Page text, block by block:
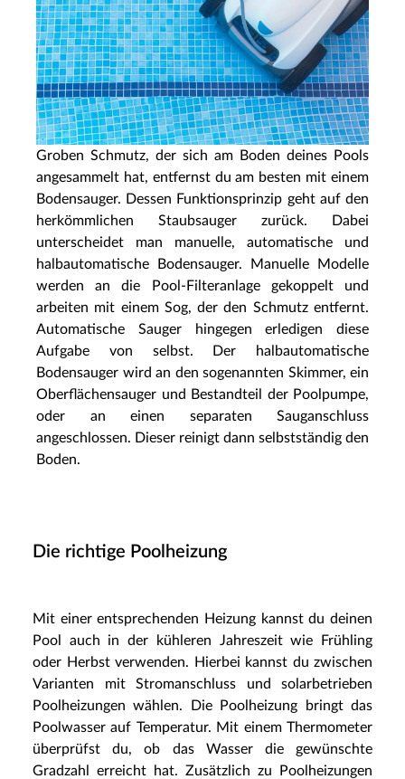
Groben Schmutz, der sich am Boden deines Pools
angesammelt hat, entfernst du am besten mit einem
Bodensauger. Dessen Funktionsprinzip geht auf den
herkömmlichen Staubsauger zurück. Dabei
unterscheidet man manuelle, automatische und
halbautomatische Bodensauger. Manuelle Modelle
werden an die Pool-Filteranlage gekoppelt und
arbeiten mit einem Sog, der den Schmutz entfernt.
Automatische Sauger hingegen erledigen diese
Aufgabe von selbst. Der halbautomatische
Bodensauger wird an den sogenannten Skimmer, ein
Oberflächensauger und Bestandteil der Poolpumpe,
oder an einen separaten Sauganschluss
angeschlossen. Dieser reinigt dann selbstständig den
Boden.
Die richtige Poolheizung
Mit einer entsprechenden Heizung kannst du deinen
Pool auch in der kühleren Jahreszeit wie Frühling
oder Herbst verwenden. Hierbei kannst du zwischen
Varianten mit Stromanschluss und solarbetrieben
Poolheizungen wählen. Die Poolheizung bringt das
Poolwasser auf Temperatur. Mit einem Thermometer
überprüfst du, ob das Wasser die gewünschte
Gradzahl erreicht hat. Zusätzlich zu Poolheizungen